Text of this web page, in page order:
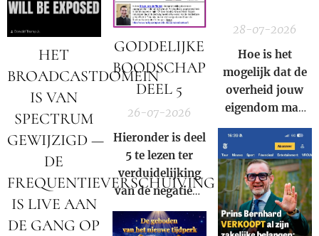
28-07-2026
Hoe is het
mogelijk dat de
overheid jouw
eigendom mag
afpakken voor
de winst van een
multinational?
HET
BROADCASTDOMEIN
IS VAN
SPECTRUM
GEWIJZIGD —
DE
FREQUENTIEVERSCHUIVING
IS LIVE AAN
DE GANG OP
GODDELIJKE
BOODSCHAP
DEEL 5
26-07-2026
Hieronder is deel
5 te lezen ter
verduidelijking
van de negatieve
rol en
samenzwering in